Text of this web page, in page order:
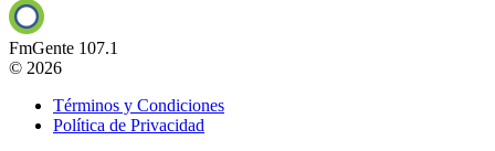
FmGente 107.1
© 2026
Términos y Condiciones
Política de Privacidad